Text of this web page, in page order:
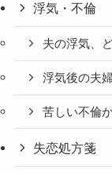
浮気・不倫
夫の浮気、
浮気後の夫
苦しい不倫
失恋処方箋